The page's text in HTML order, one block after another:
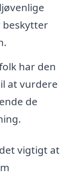
beskytter
har den
at vurdere
de
vigtigt at